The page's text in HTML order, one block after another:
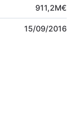
911,2M€
15/09/2016